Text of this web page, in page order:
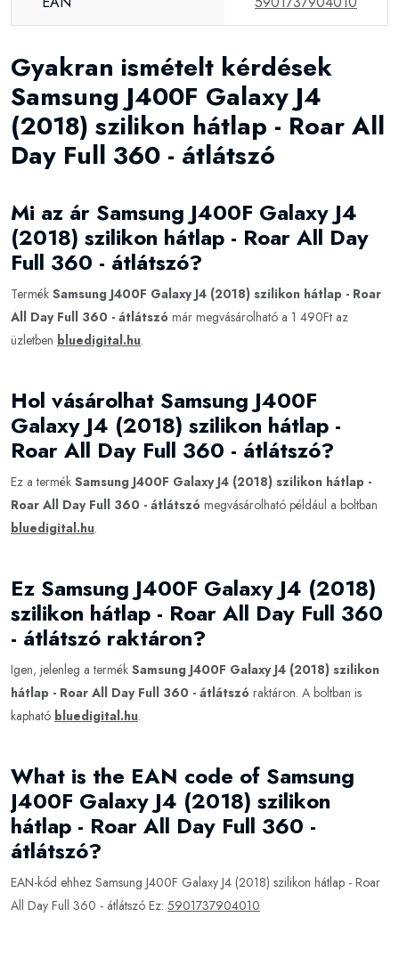
Gyakran ismételt kérdések
Samsung J400F Galaxy J4
(2018) szilikon hátlap - Roar All
Day Full 360 - átlátszó
Mi az ár Samsung J400F Galaxy J4
(2018) szilikon hátlap - Roar All Day
Full 360 - átlátszó?
Termék Samsung J400F Galaxy J4 (2018) szilikon hátlap - Roar
All Day Full 360 - átlátszó már megvásárolható a 1 490Ft az
üzletben bluedigital.hu.
Hol vásárolhat Samsung J400F
Galaxy J4 (2018) szilikon hátlap -
Roar All Day Full 360 - átlátszó?
Ez a termék Samsung J400F Galaxy J4 (2018) szilikon hátlap -
Roar All Day Full 360 - átlátszó megvásárolható például a boltban
bluedigital.hu.
Ez Samsung J400F Galaxy J4 (2018)
szilikon hátlap - Roar All Day Full 360
- átlátszó raktáron?
Igen, jelenleg a termék Samsung J400F Galaxy J4 (2018) szilikon
hátlap - Roar All Day Full 360 - átlátszó raktáron. A boltban is
kapható bluedigital.hu.
What is the EAN code of Samsung
J400F Galaxy J4 (2018) szilikon
hátlap - Roar All Day Full 360 -
átlátszó?
EAN-kód ehhez Samsung J400F Galaxy J4 (2018) szilikon hátlap - Roar
All Day Full 360 - átlátszó Ez: 5901737904010